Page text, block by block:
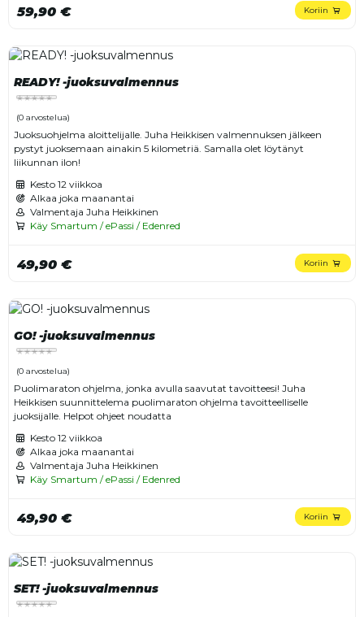
59,90 € Koriin
READY! -juoksuvalmennus
(0 arvostelua)
Juoksuohjelma aloittelijalle. Juha Heikkisen valmennuksen jälkeen
pystyt juoksemaan ainakin 5 kilometriä. Samalla olet löytänyt
liikunnan ilon!
Kesto 12 viikkoa
Alkaa joka maanantai
Valmentaja Juha Heikkinen
Käy Smartum / ePassi / Edenred
49,90 € Koriin
GO! -juoksuvalmennus
(0 arvostelua)
Puolimaraton ohjelma, jonka avulla saavutat tavoitteesi! Juha
Heikkisen suunnittelema puolimaraton ohjelma tavoitteelliselle
juoksijalle. Helpot ohjeet noudatta
Kesto 12 viikkoa
Alkaa joka maanantai
Valmentaja Juha Heikkinen
Käy Smartum / ePassi / Edenred
49,90 € Koriin
SET! -juoksuvalmennus